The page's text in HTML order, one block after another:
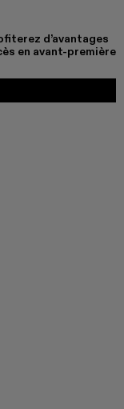
d’avantages
en avant-première